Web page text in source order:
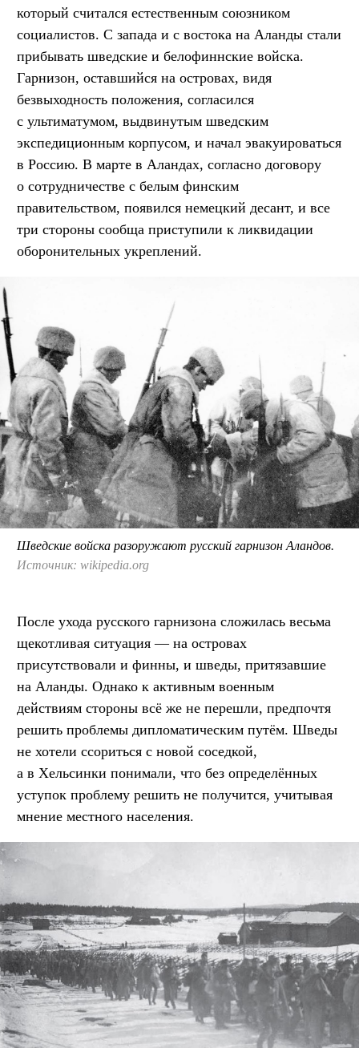
который считался естественным союзником
социалистов. С запада и с востока на Аланды стали
прибывать шведские и белофиннские войска.
Гарнизон, оставшийся на островах, видя
безвыходность положения, согласился
с ультиматумом, выдвинутым шведским
экспедиционным корпусом, и начал эвакуироваться
в Россию. В марте в Аландах, согласно договору
о сотрудничестве с белым финским
правительством, появился немецкий десант, и все
три стороны сообща приступили к ликвидации
оборонительных укреплений.
Шведские войска разоружают русский гарнизон Аландов.
Источник: wikipedia.org
После ухода русского гарнизона сложилась весьма
щекотливая ситуация — на островах
присутствовали и финны, и шведы, притязавшие
на Аланды. Однако к активным военным
действиям стороны всё же не перешли, предпочтя
решить проблемы дипломатическим путём. Шведы
не хотели ссориться с новой соседкой,
а в Хельсинки понимали, что без определённых
уступок проблему решить не получится, учитывая
мнение местного населения.